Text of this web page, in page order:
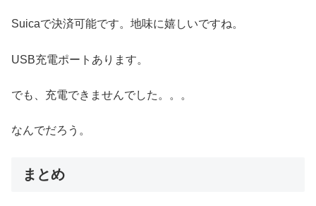
Suicaで決済可能です。地味に嬉しいですね。
USB充電ポートあります。
でも、充電できませんでした。。。
なんでだろう。
まとめ